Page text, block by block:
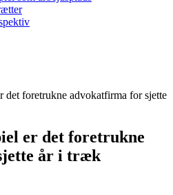
det foretrukne advokatfirma for sjette
er det foretrukne
år i træk